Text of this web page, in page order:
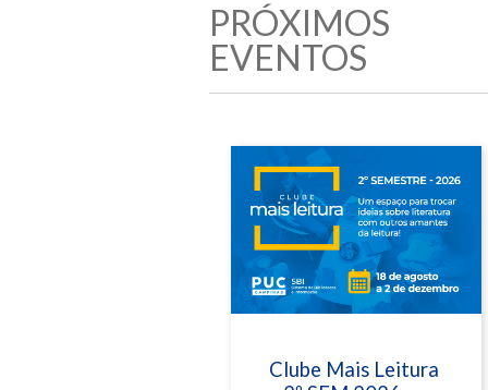
PRÓXIMOS
EVENTOS
Clube Mais Leitura